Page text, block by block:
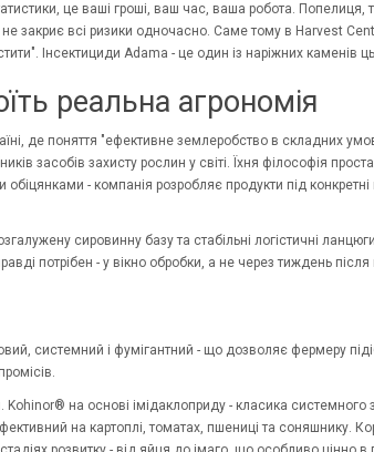
це ваші гроші, ваш час, ваша робота. Попелиця,
закриє всі ризики одночасно. Саме тому в Harvest
Інсектициди Adama - це один із наріжних каменів
реальна агрономія
де поняття "ефективне землеробство в складних
засобів захисту рослин у світі. Їхня філософія
- компанія розробляє продукти під
сировинну базу та стабільні логістичні
потрібен - у вікно обробки, а не через тиждень після
системний і фумігантний - що дозволяє фермеру
на основі імідаклоприду - класика системного
на картоплі, томатах, пшениці та соняшнику.